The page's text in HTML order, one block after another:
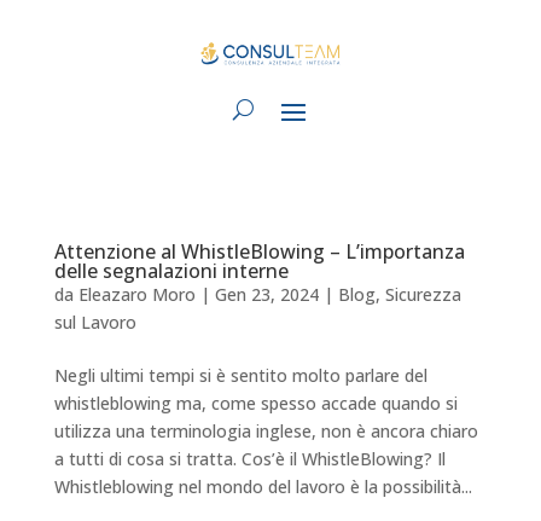
Attenzione al WhistleBlowing – L’importanza
delle segnalazioni interne
da Eleazaro Moro | Gen 23, 2024| Blog, Sicurezza
sul Lavoro
Negli ultimi tempi si è sentito molto parlare del
whistleblowing ma, come spesso accade quando si
utilizza una terminologia inglese, non è ancora chiaro
a tutti di cosa si tratta. Cos’è il WhistleBlowing? Il
Whistleblowing nel mondo del lavoro è la possibilità...